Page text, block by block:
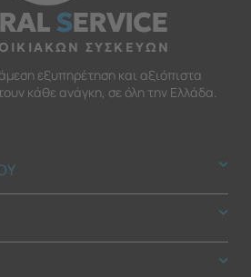
SERVICE
ΟΙΚΙΑΚΩΝ ΣΥΣΚΕΥΩΝ
εξυπηρέτηση και αξιόπιστα
κάθε ανάγκη, σε όλη την Ελλάδα.